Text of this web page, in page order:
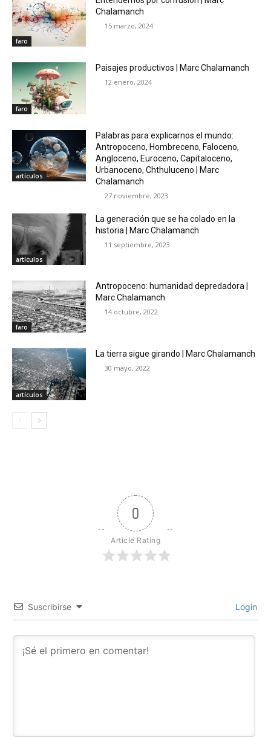
faro
Chalamanch
15 marzo, 2024
faro
Paisajes productivos | Marc Chalamanch
12 enero, 2024
artículos
Palabras para explicarnos el mundo:
Antropoceno, Hombreceno, Faloceno,
Angloceno, Euroceno, Capitaloceno,
Urbanoceno, Chthuluceno | Marc
Chalamanch
27 noviembre, 2023
artículos
La generación que se ha colado en la
historia | Marc Chalamanch
11 septiembre, 2023
faro
Antropoceno: humanidad depredadora |
Marc Chalamanch
14 octubre, 2022
artículos
La tierra sigue girando | Marc Chalamanch
30 mayo, 2022
0
Article Rating
Suscribirse Login